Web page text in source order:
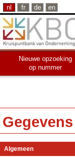
nl fr de en
Nieuwe opzoeking
op nummer
Algemeen